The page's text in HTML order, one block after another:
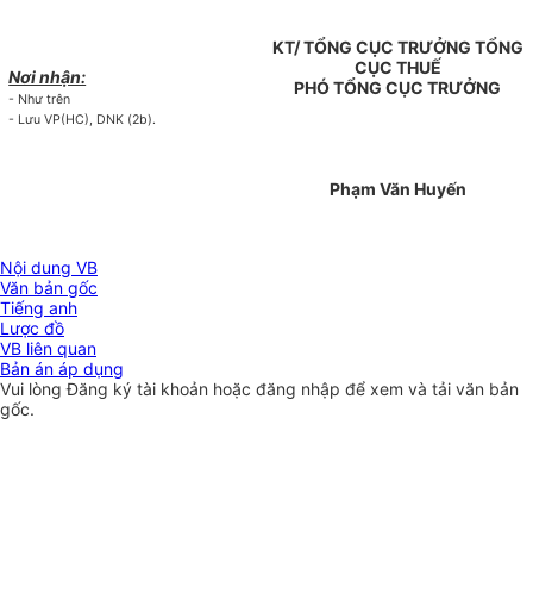
Nơi nhận:
- Như trên
- Lưu VP(HC), DNK (2b).
KT/ TỔNG CỤC TRƯỞNG TỔNG
CỤC THUẾ
PHÓ TỔNG CỤC TRƯỞNG
Phạm Văn Huyến
Nội dung VB
Văn bản gốc
Tiếng anh
Lược đồ
VB liên quan
Bản án áp dụng
Vui lòngĐăng ký tài khoản hoặc đăng nhập để xem và tải văn bản
gốc.